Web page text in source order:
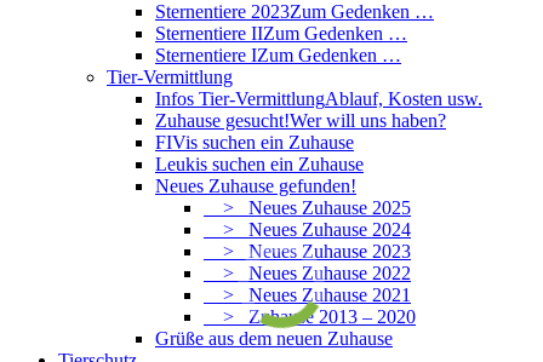
Sternentiere 2023Zum Gedenken …
Sternentiere IIZum Gedenken …
Sternentiere IZum Gedenken …
Tier-Vermittlung
Infos Tier-VermittlungAblauf, Kosten usw.
Zuhause gesucht!Wer will uns haben?
FIVis suchen ein Zuhause
Leukis suchen ein Zuhause
Neues Zuhause gefunden!
> Neues Zuhause 2025
> Neues Zuhause 2024
> Neues Zuhause 2023
> Neues Zuhause 2022
> Neues Zuhause 2021
> Zuhause 2013 – 2020
Grüße aus dem neuen Zuhause